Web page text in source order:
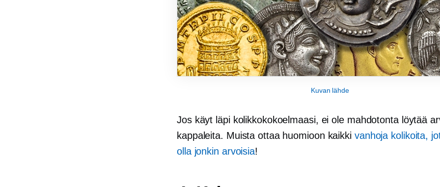
Kuvan lähde
Jos käyt läpi kolikkokokoelmaasi, ei ole mahdotonta löytää
kappaleita. Muista ottaa huomioon kaikki vanhoja kolikoita,
olla jonkin arvoisia!